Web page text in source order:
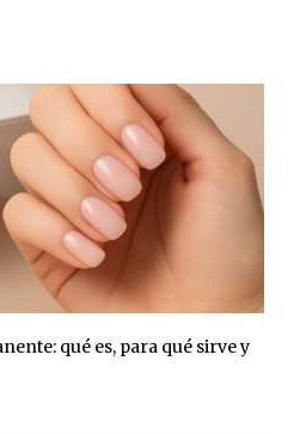
qué es, para qué sirve y